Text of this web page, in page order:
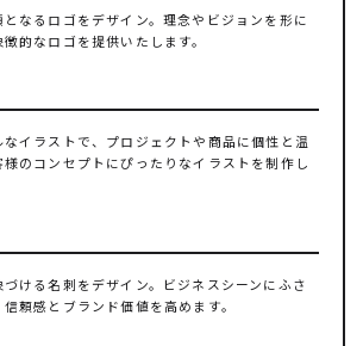
なるロゴをデザイン。理念やビジョンを形に
的なロゴを提供いたします。
イラストで、プロジェクトや商品に個性と温
のコンセプトにぴったりなイラストを制作し
ける名刺をデザイン。ビジネスシーンにふさ
頼感とブランド価値を高めます。